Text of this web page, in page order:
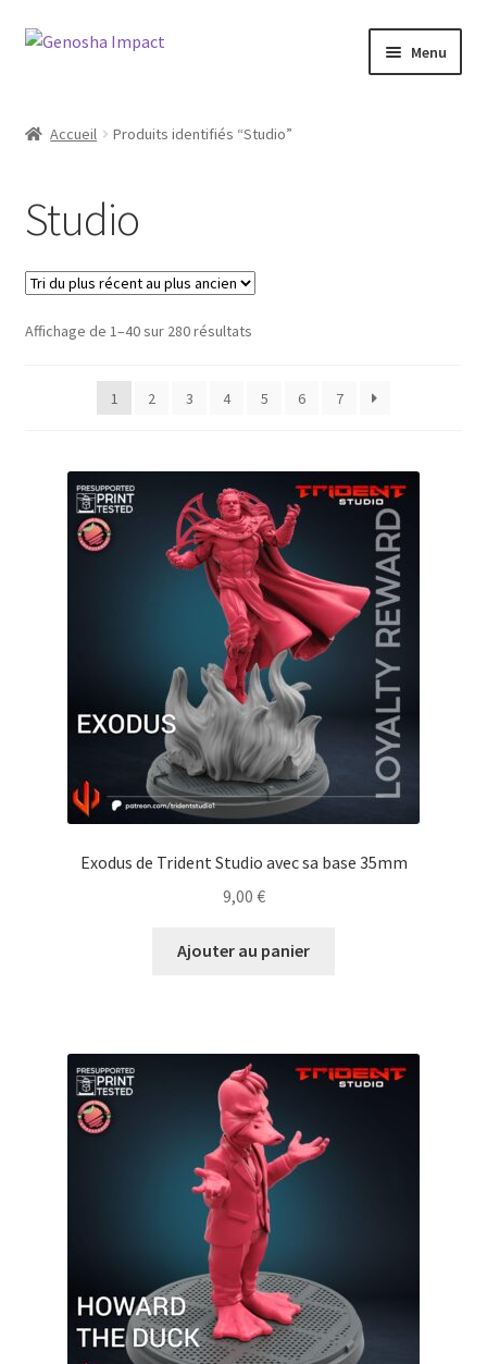
Aller
navigation
Aller
Menu
Checkout
My account
Shop
Accueil Produits identifiés “Studio”
Studio
Affichage de 1–40 sur 280 résultatsTrié
récent
ancien
1 2 3 4 5 6 7
Exodus de Trident Studio avec sa base 35mm
9,00 €
Ajouter au panier